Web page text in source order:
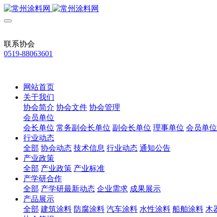
联系协会
0519-88063601
网站首页
关于我们
协会简介 协会文件 协会管理
会员单位
会长单位 常务副会长单位 副会长单位 理事单位 会员单位
行业动态
全部 协会动态 技术信息 行业动态 通知公告
产业政策
全部 产业政策 产业标准
产学研合作
全部 产学研最新动态 企业需求 成果展示
产品展示
全部 建筑涂料 防腐涂料 汽车涂料 水性涂料 船舶涂料 木